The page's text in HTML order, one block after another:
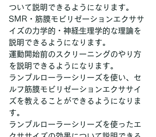
ついて説明できるようになります。
SMR・筋膜モビリゼーションエクササ
イズの力学的・神経生理学的な理論を
説明できるようになります。
運動開始前のスクリーニングのやり方
を説明できるようになります。
ランブルローラーシリーズを使い、セ
ルフ筋膜モビリゼーションエクササイ
ズを教えることができるようになりま
す。
ランブルローラーシリーズを使ったエ